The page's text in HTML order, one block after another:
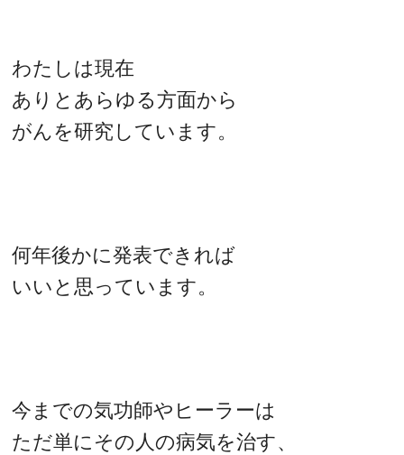
わたしは現在
ありとあらゆる方面から
がんを研究しています。
何年後かに発表できれば
いいと思っています。
今までの気功師やヒーラーは
ただ単にその人の病気を治す、